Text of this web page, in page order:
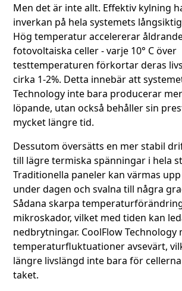
Men det är inte allt. Effektiv kylning
inverkan på hela systemets
Hög temperatur accelererar
fotovoltaiska celler - varje 10° C över
testtemperaturen förkortar deras
cirka 1-2%. Detta innebär att
Technology inte bara producerar
löpande, utan också behåller sin
mycket längre tid.
Dessutom översätts en mer stabil
till lägre termiska spänningar i hela
Traditionella paneler kan värmas upp
under dagen och svalna till några
Sådana skarpa
mikroskador, vilket med tiden kan
nedbrytningar. CoolFlow Technology
temperaturfluktuationer avsevärt,
längre livslängd inte bara för
taket.